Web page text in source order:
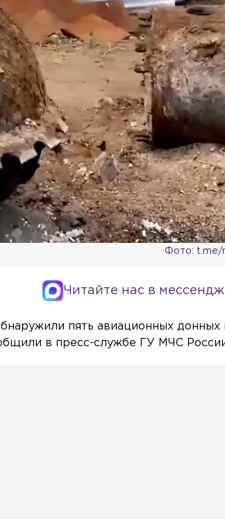
Фото: t.me/
Читайте нас в
пять авиационных донных
в пресс-службе ГУ МЧС